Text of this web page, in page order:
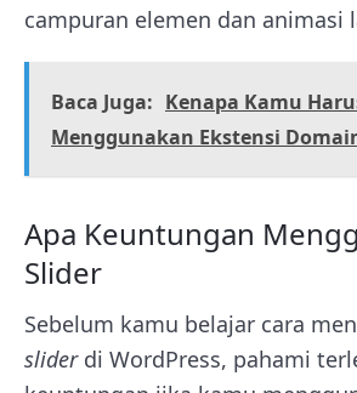
campuran elemen dan animasi
Baca Juga: Kenapa Kamu
Menggunakan Ekstensi
Apa Keuntungan
Slider
Sebelum kamu belajar cara
slider di WordPress, pahami